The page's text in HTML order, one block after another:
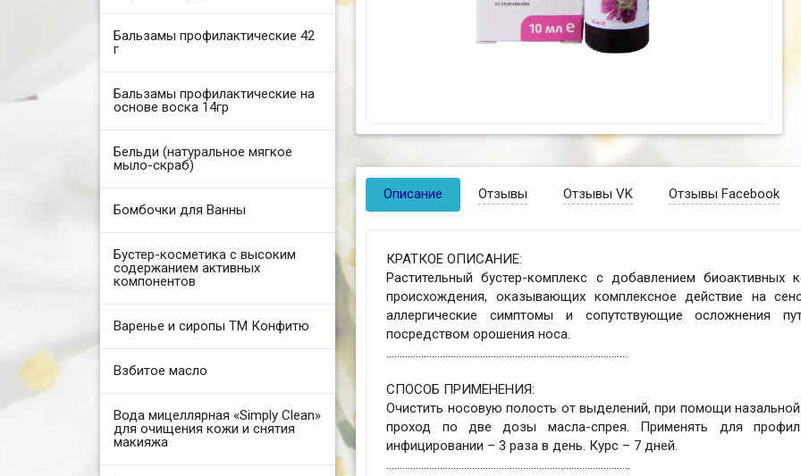
Бальзамы профилактические 42
г
Бальзамы профилактические на
основе воска 14гр
Бельди (натуральное мягкое
мыло-скраб)
Бомбочки для Ванны
Бустер-косметика с высоким
содержанием активных
компонентов
Варенье и сиропы ТМ Конфитю
Взбитое масло
Вода мицеллярная «Simply Clean»
для очищения кожи и снятия
макияжа
Описание Отзывы Отзывы VK Отзывы Facebook
КРАТКОЕ ОПИСАНИЕ:
Растительный бустер-комплекс с добавлением биоактивных
происхождения, оказывающих комплексное действие на
аллергические симптомы и сопутствующие осложнения
посредством орошения носа.
..........................................................................................
СПОСОБ ПРИМЕНЕНИЯ:
Очистить носовую полость от выделений, при помощи
проход по две дозы масла-спрея. Применять для
инфицировании – 3 раза в день. Курс – 7 дней.
...........................................................................................